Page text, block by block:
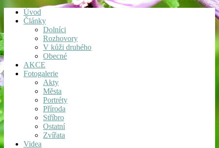
Úvod
Články
Dolníci
Rozhovory
V kůži druhého
Obecné
AKCE
Fotogalerie
Akty
Města
Portréty
Příroda
Stříbro
Ostatní
Zvířata
Videa